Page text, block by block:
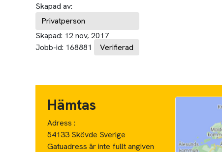
Skapad av:
Privatperson
Skapad: 12 nov, 2017
Jobb-id: 168881 Verifierad
Hämtas
Adress :
54133 Skövde Sverige
Gatuadress är inte fullt angiven